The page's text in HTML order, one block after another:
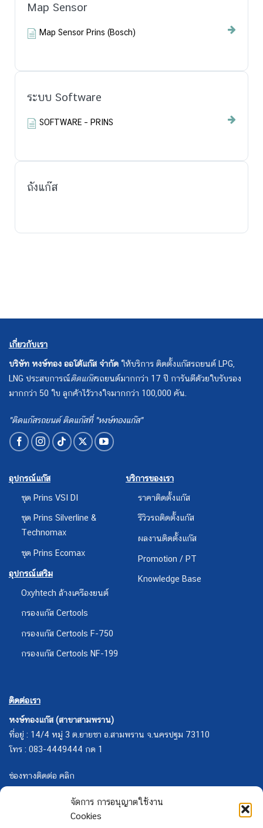
จัดการ การอนุญาตใช้งาน
Cookies
Map Sensor
Map Sensor Prins (Bosch)
ระบบ Software
SOFTWARE – PRINS
ถังแก๊ส
เกี่ยวกับเรา
บริษัท หงษ์ทอง ออโต้แก๊ส จำกัด ให้บริการ ติดตั้งแก๊สรถยนต์ LPG,
LNG ประสบการณ์ติดแก๊สรถยนต์มากกว่า 17 ปี การันตีด้วยใบรับรอง
มากกว่า 50 ใบ ลูกค้าไว้วางใจมากกว่า 100,000 คัน.
"ติดแก๊สรถยนต์ ติดแก๊สที่ "หงษ์ทองแก๊ส"
อุปกรณ์แก๊ส
ชุด Prins VSI DI
ชุด Prins Silverline &
Technomax
ชุด Prins Ecomax
อุปกรณ์เสริม
Oxyhtech ล้างเครืองยนต์
กรองแก๊ส Certools
กรองแก๊ส Certools F-750
กรองแก๊ส Certools NF-199
บริการของเรา
ราคาติดตั้งแก๊ส
รีวิวรถติดตั้งแก๊ส
ผลงานติดตั้งแก๊ส
Promotion / PT
Knowledge Base
ติดต่อเรา
หงษ์ทองแก๊ส (สาขาสามพราน)
ที่อยู่ : 14/4 หมู่ 3 ต.ยายชา อ.สามพราน จ.นครปฐม 73110
โทร : 083-4449444 กด 1
ช่องทางติดต่อ คลิก